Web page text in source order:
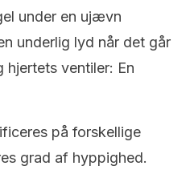
under en ujævn
underlig lyd når det går
hjertets ventiler: En
på forskellige
grad af hyppighed.